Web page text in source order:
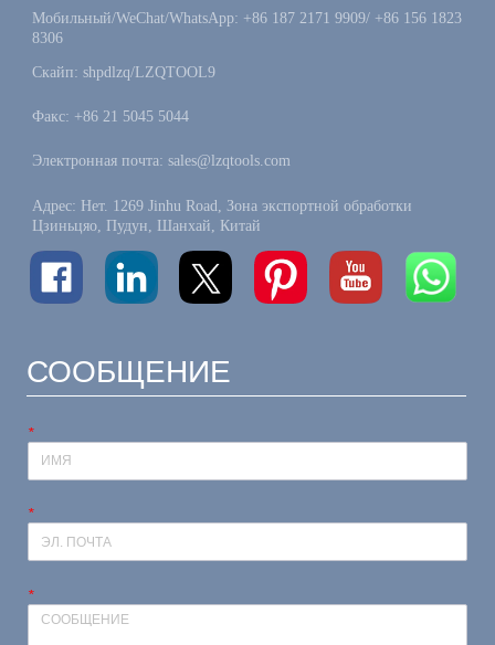
Мобильный/WeChat/WhatsApp: +86 187 2171 9909/ +86 156 1823
8306
Скайп: shpdlzq/LZQTOOL9
Факс: +86 21 5045 5044
Электронная почта: sales@lzqtools.com
Адрес: Нет. 1269 Jinhu Road, Зона экспортной обработки
Цзиньцяо, Пудун, Шанхай, Китай
СООБЩЕНИЕ
*
*
*